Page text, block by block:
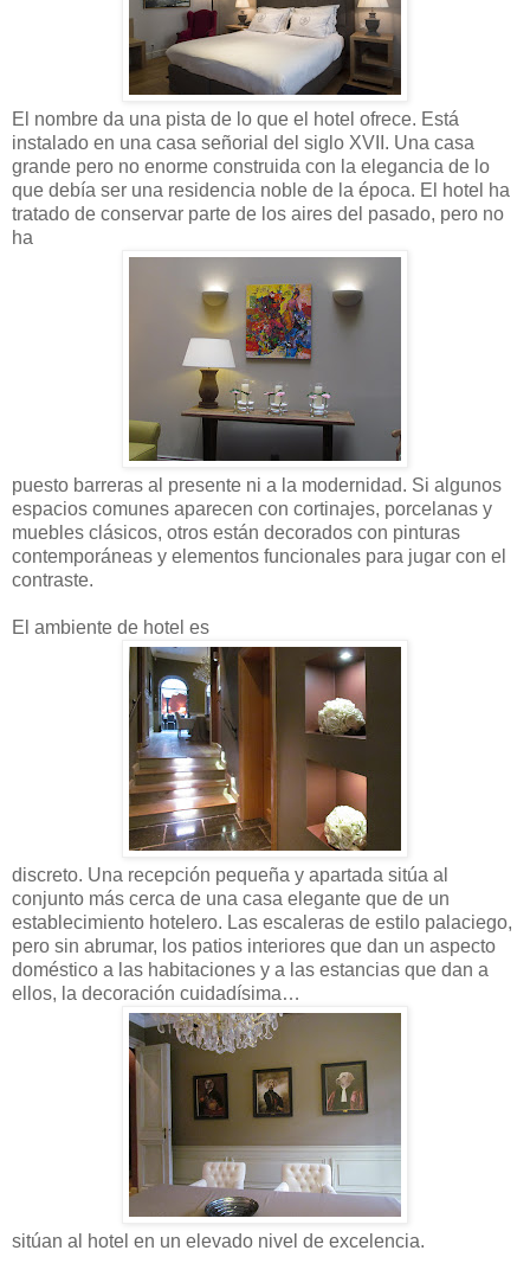
El nombre da una pista de lo que el hotel ofrece. Está
instalado en una casa señorial del siglo XVII. Una casa
grande pero no enorme construida con la elegancia de lo
que debía ser una residencia noble de la época. El hotel ha
tratado de conservar parte de los aires del pasado, pero no
ha
puesto barreras al presente ni a la modernidad. Si algunos
espacios comunes aparecen con cortinajes, porcelanas y
muebles clásicos, otros están decorados con pinturas
contemporáneas y elementos funcionales para jugar con el
contraste.
El ambiente de hotel es
discreto. Una recepción pequeña y apartada sitúa al
conjunto más cerca de una casa elegante que de un
establecimiento hotelero. Las escaleras de estilo palaciego,
pero sin abrumar, los patios interiores que dan un aspecto
doméstico a las habitaciones y a las estancias que dan a
ellos, la decoración cuidadísima…
sitúan al hotel en un elevado nivel de excelencia.